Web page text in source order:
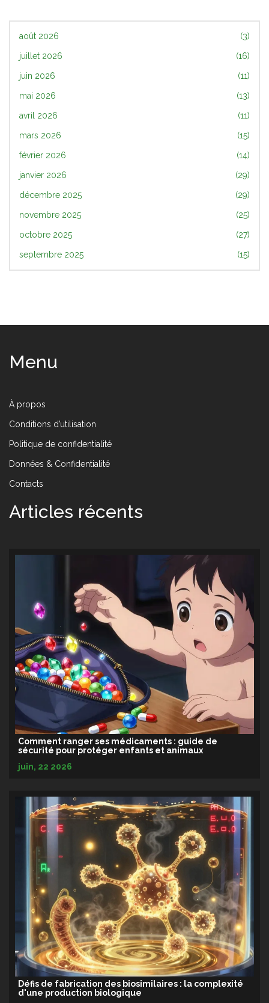
août 2026 (3)
juillet 2026 (16)
juin 2026 (11)
mai 2026 (13)
avril 2026 (11)
mars 2026 (15)
février 2026 (14)
janvier 2026 (29)
décembre 2025 (29)
novembre 2025 (25)
octobre 2025 (27)
septembre 2025 (15)
Menu
À propos
Conditions d’utilisation
Politique de confidentialité
Données & Confidentialité
Contacts
Articles récents
Comment ranger ses médicaments : guide de
sécurité pour protéger enfants et animaux
juin, 22 2026
Défis de fabrication des biosimilaires : la complexité
d'une production biologique